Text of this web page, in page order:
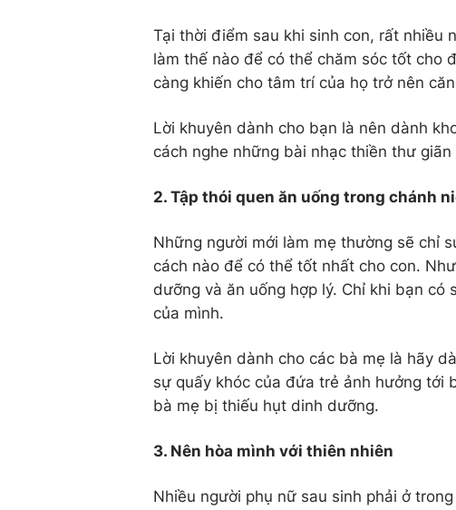
Tại thời điểm sau khi sinh con, rất nhiều
làm thế nào để có thể chăm sóc tốt cho
càng khiến cho tâm trí của họ trở nên
Lời khuyên dành cho bạn là nên dành
cách nghe những bài nhạc thiền thư
2. Tập thói quen ăn uống trong chánh
Những người mới làm mẹ thường sẽ chỉ
cách nào để có thể tốt nhất cho con.
dưỡng và ăn uống hợp lý. Chỉ khi bạn
của mình.
Lời khuyên dành cho các bà mẹ là hãy
sự quấy khóc của đứa trẻ ảnh hưởng tới
bà mẹ bị thiếu hụt dinh dưỡng.
3. Nên hòa mình với thiên nhiên
Nhiều người phụ nữ sau sinh phải ở